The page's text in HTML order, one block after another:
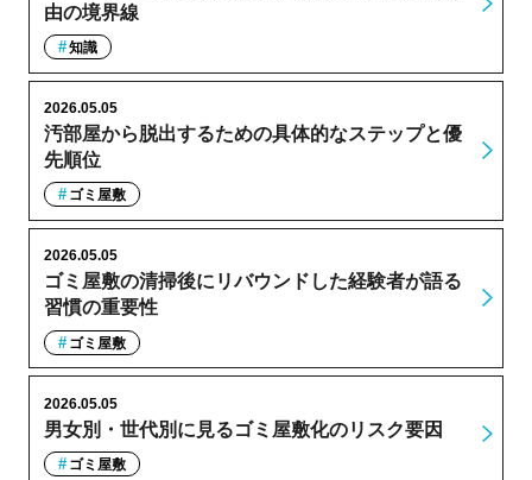
由の境界線
知識
汚部屋から脱出するための具体的なステップと優
先順位
2026.05.05
ゴミ屋敷
ゴミ屋敷の清掃後にリバウンドした経験者が語る
習慣の重要性
2026.05.05
ゴミ屋敷
男女別・世代別に見るゴミ屋敷化のリスク要因
2026.05.05
ゴミ屋敷